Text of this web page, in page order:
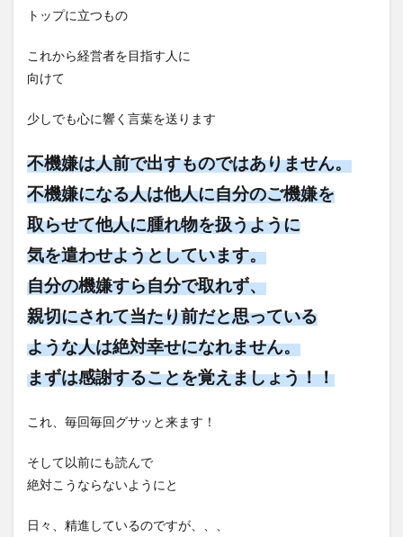
トップに立つもの
これから経営者を目指す人に
向けて
少しでも心に響く言葉を送ります
不機嫌は人前で出すものではありません。
不機嫌になる人は他人に自分のご機嫌を
取らせて他人に腫れ物を扱うように
気を遣わせようとしています。
自分の機嫌すら自分で取れず、
親切にされて当たり前だと思っている
ような人は絶対幸せになれません。
まずは感謝することを覚えましょう！！
これ、毎回毎回グサッと来ます！
そして以前にも読んで
絶対こうならないようにと
日々、精進しているのですが、、、